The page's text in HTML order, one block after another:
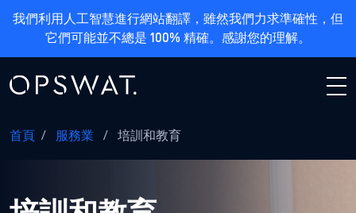
我們利用人工智慧進行網站翻譯，雖然我們力求準確性，但
它們可能並不總是 100% 精確。感謝您的理解。
首頁 / 服務業 / 培訓和教育